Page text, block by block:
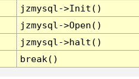
jzmysql->Init()
jzmysql->Open()
jzmysql->halt()
break()